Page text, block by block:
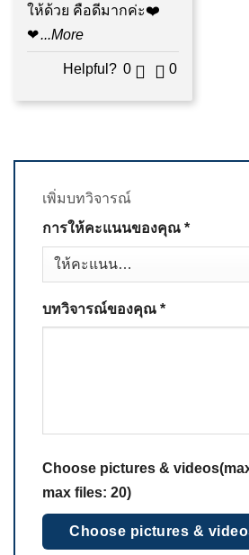
ให้ด้วย คือดีมากค่ะ❤️
❤...More
Helpful? 0 0
เพิ่มบทวิจารณ์
การให้คะแนนของคุณ *
บทวิจารณ์ของคุณ *
Choose pictures &
max files: 20)
Choose pictures &